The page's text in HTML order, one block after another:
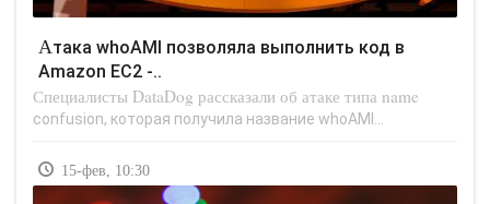
Атака whoAMI позволяла выполнить код в
Amazon EC2 -..
Специалисты DataDog рассказали об атаке типа name
confusion, которая получила название whoAMI...
15-фев, 10:30